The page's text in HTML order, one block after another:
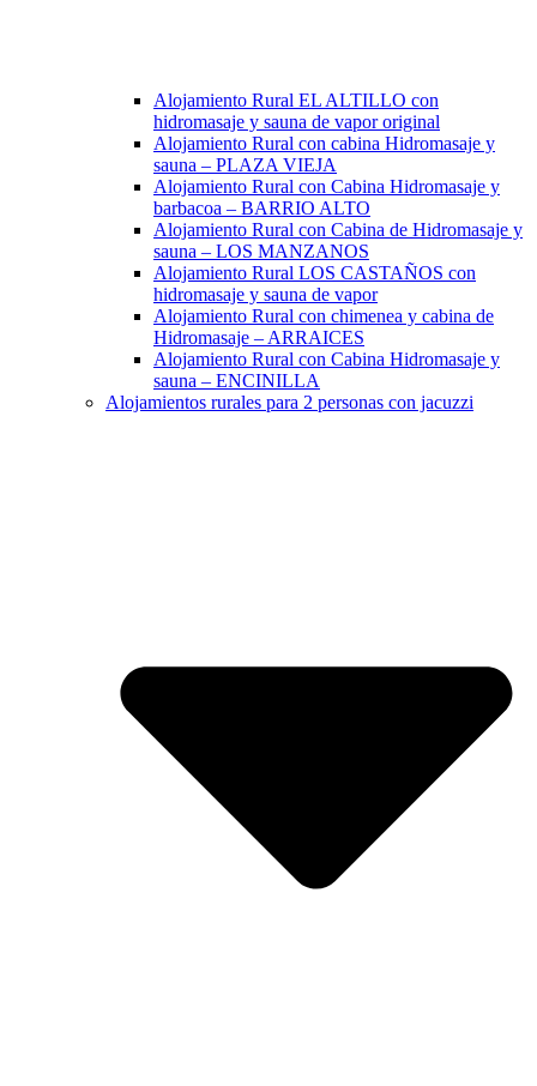
Alojamiento Rural EL ALTILLO con
hidromasaje y sauna de vapor original
Alojamiento Rural con cabina Hidromasaje y
sauna – PLAZA VIEJA
Alojamiento Rural con Cabina Hidromasaje y
barbacoa – BARRIO ALTO
Alojamiento Rural con Cabina de Hidromasaje y
sauna – LOS MANZANOS
Alojamiento Rural LOS CASTAÑOS con
hidromasaje y sauna de vapor
Alojamiento Rural con chimenea y cabina de
Hidromasaje – ARRAICES
Alojamiento Rural con Cabina Hidromasaje y
sauna – ENCINILLA
Alojamientos rurales para 2 personas con jacuzzi